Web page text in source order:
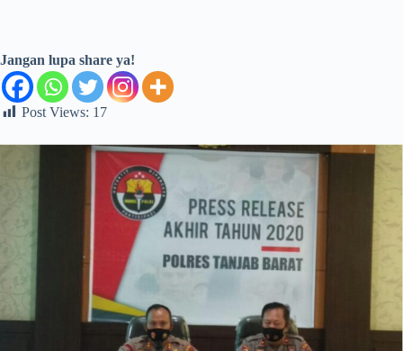
Jangan lupa share ya!
Post Views: 17